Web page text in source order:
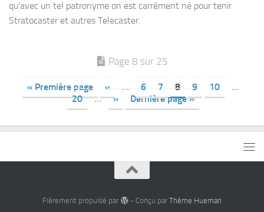
qu’avec un tel patronyme on est carrément né pour tenir
Stratocaster et autres Telecaster.
Page 8 sur 25
« Première page « … 6 7 8 9 10
…
20
… » Dernière page »
Fièrement propulsé par - Conçu par Thème Hueman